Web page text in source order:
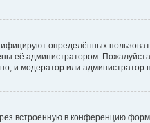
определённых
её администратором.
и модератор или администратор
встроенную в конференцию